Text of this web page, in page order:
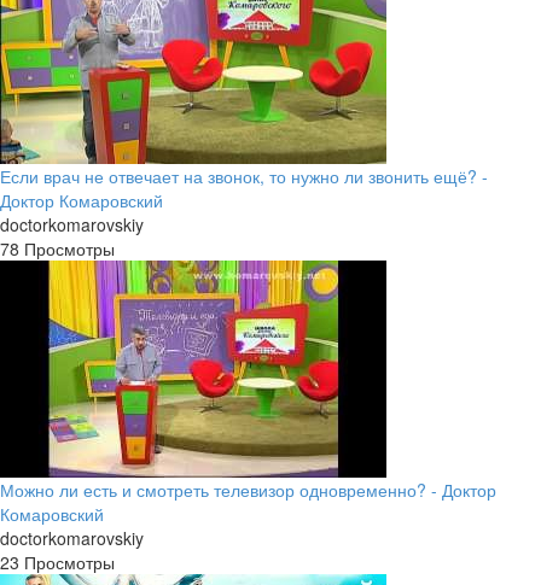
Если врач не отвечает на звонок, то нужно ли звонить ещё? -
Доктор Комаровский
doctorkomarovskiy
78 Просмотры
Можно ли есть и смотреть телевизор одновременно? - Доктор
Комаровский
doctorkomarovskiy
23 Просмотры